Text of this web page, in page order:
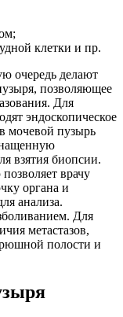
клетки и пр.
очередь делают
позволяющее
Для
эндоскопическое
мочевой пузырь
взятия биопсии.
врачу
органа и
анализа.
Для
метастазов,
полости и